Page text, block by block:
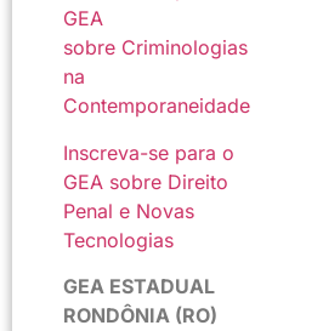
GEA
sobre Criminologias
na
Contemporaneidade
Inscreva-se para o
GEA sobre Direito
Penal e Novas
Tecnologias
GEA ESTADUAL
RONDÔNIA (RO)